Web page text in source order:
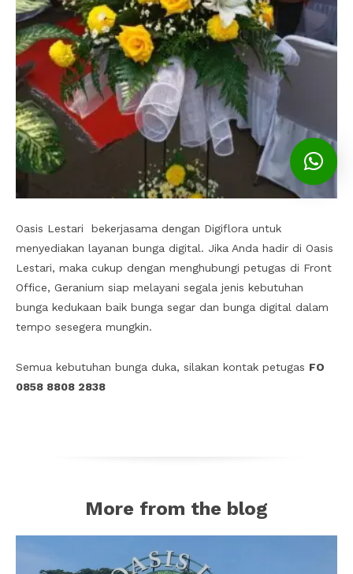
Oasis Lestari bekerjasama dengan Digiflora untuk
menyediakan layanan bunga digital. Jika Anda hadir di Oasis
Lestari, maka cukup dengan menghubungi petugas di Front
Office, Geranium siap melayani segala jenis kebutuhan
bunga kedukaan baik bunga segar dan bunga digital dalam
tempo sesegera mungkin.
Semua kebutuhan bunga duka, silakan kontak petugas FO
0858 8808 2838
More from the blog